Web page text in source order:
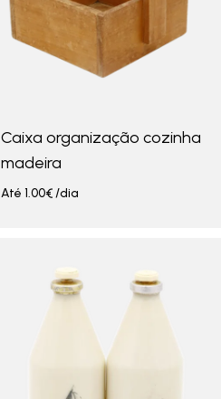
Caixa organização cozinha
madeira
Até 1.00€/dia